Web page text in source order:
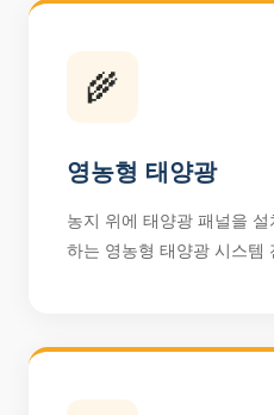
🌾
영농형 태양광
농지 위에 태양광 패널을
하는 영농형 태양광 시스템